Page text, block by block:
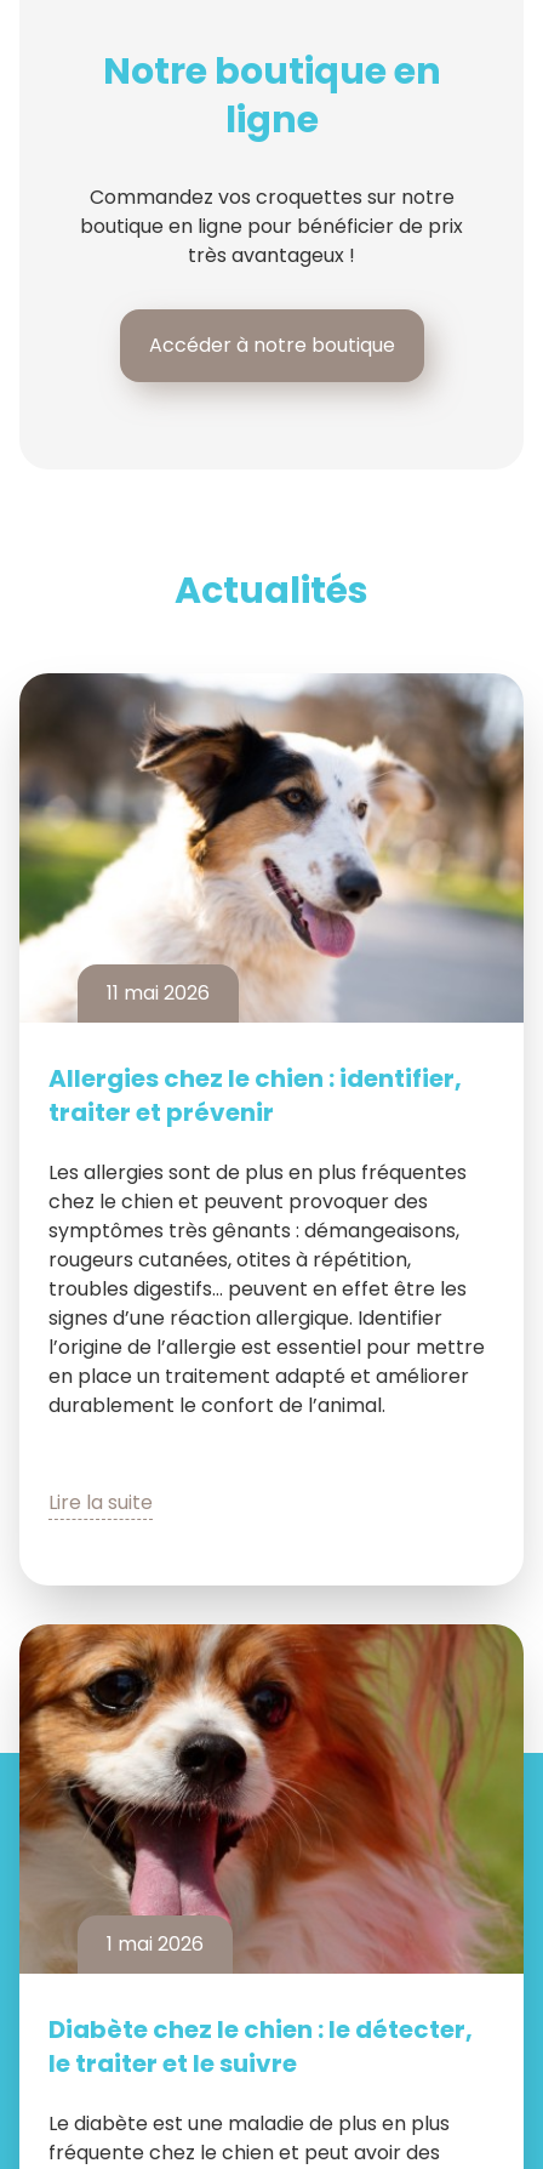
Notre boutique en
ligne
Commandez vos croquettes sur notre
boutique en ligne pour bénéficier de prix
très avantageux !
Accéder à notre boutique
Actualités
11 mai 2026
Allergies chez le chien : identifier,
traiter et prévenir
Les allergies sont de plus en plus fréquentes
chez le chien et peuvent provoquer des
symptômes très gênants : démangeaisons,
rougeurs cutanées, otites à répétition,
troubles digestifs… peuvent en effet être les
signes d’une réaction allergique. Identifier
l’origine de l’allergie est essentiel pour mettre
en place un traitement adapté et améliorer
durablement le confort de l’animal.
Lire la suite
1 mai 2026
Diabète chez le chien : le détecter,
le traiter et le suivre
Le diabète est une maladie de plus en plus
fréquente chez le chien et peut avoir des